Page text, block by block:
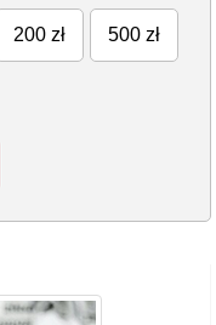
200 zł 500 zł